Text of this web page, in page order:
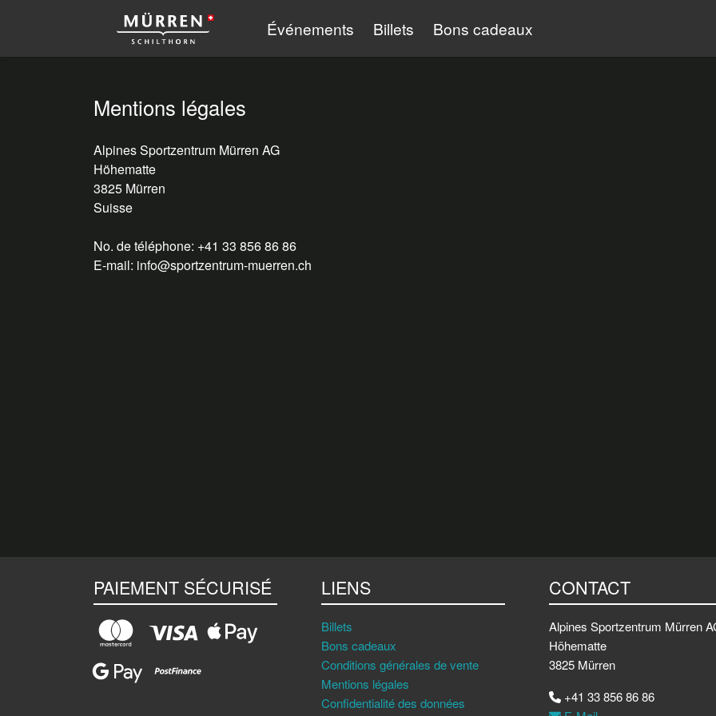
Événements Billets Bons cadeaux
Mentions légales
Alpines Sportzentrum Mürren AG
Höhematte
3825 Mürren
Suisse
No. de téléphone: +41 33 856 86 86
E-mail: info@sportzentrum-muerren.ch
PAIEMENT SÉCURISÉ LIENS
Billets
Bons cadeaux
Conditions générales de vente
Mentions légales
Confidentialité des données
CONTACT
Alpines Sportzentrum Mürren
Höhematte
3825 Mürren
+41 33 856 86 86